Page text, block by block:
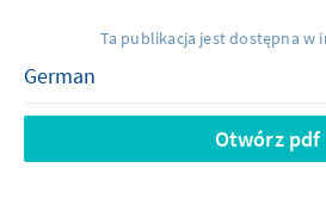
Ta publikacja jest dostępna w
Otwórz pdf